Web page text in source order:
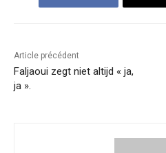
Article précédent
Faljaoui zegt niet altijd « ja,
ja ».